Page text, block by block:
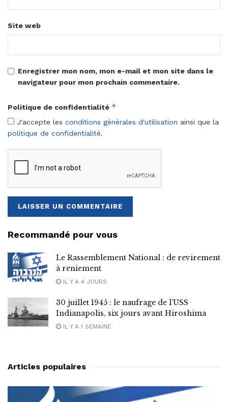
Site web
Enregistrer mon nom, mon e-mail et mon site dans le
navigateur pour mon prochain commentaire.
Politique de confidentialité *
J'accepte les conditions générales d'utilisation ainsi que la
politique de confidentialité.
Recommandé pour vous
Le Rassemblement National : de revirement
à reniement
IL Y A 4 JOURS
30 juillet 1945 : le naufrage de l’USS
Indianapolis, six jours avant Hiroshima
IL Y A 1 SEMAINE
Articles populaires